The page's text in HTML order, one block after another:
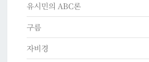
유시민의 ABC론
구름
자비경